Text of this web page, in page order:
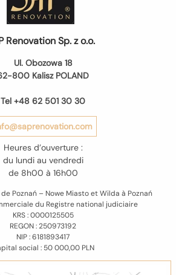
Renovation Sp. z o.o.
Ul. Obozowa 18
800 Kalisz POLAND
Tel +48 62 501 30 30
Heures d’ouverture :
du lundi au vendredi
de 8h00 à 16h00
Poznań – Nowe Miasto et Wilda à Poznań
du Registre national judiciaire
KRS : 0000125505
REGON : 250973192
NIP : 6181893417
social : 50 000,00 PLN